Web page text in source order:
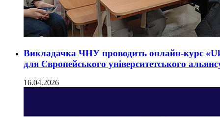
Викладачка ЧНУ проводить онлайн-курс
для Європейського університетського
16.04.2026